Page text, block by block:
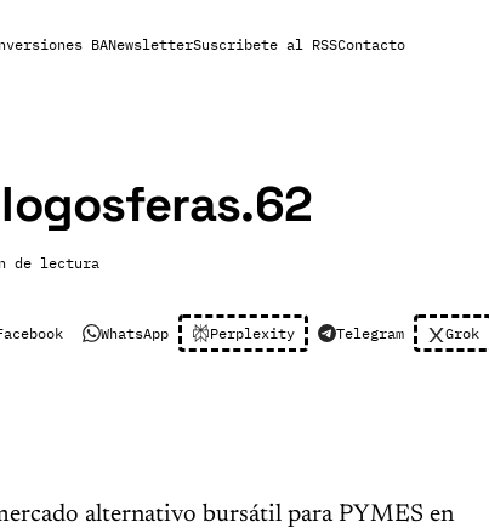
BANewsletterSuscribete al RSSContacto
de lectura
WhatsApp Perplexity Telegram Grok
alternativo bursátil para PYMES en